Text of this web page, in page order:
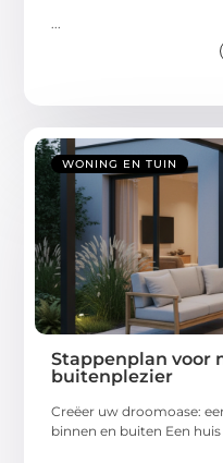
...
WONING EN TUIN
Stappenplan voor
buitenplezier
Creëer uw droomoase:
binnen en buiten Een